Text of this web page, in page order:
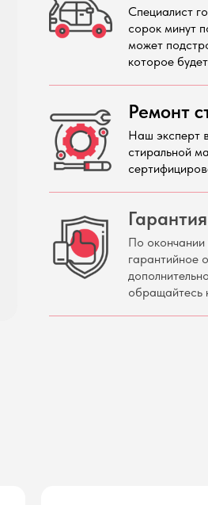
Специалист
сорок минут
может
которое
Ремонт
Наш эксперт
стиральной
По
гарантийное
обращайтесь